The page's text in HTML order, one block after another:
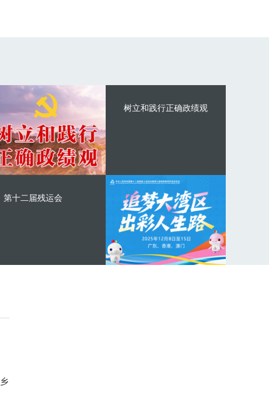
树立和践行正确政绩观
第十二届残运会